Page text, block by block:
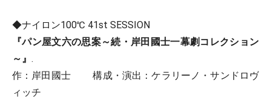
◆ナイロン100℃ 41st SESSION
『パン屋文六の思案～続・岸田國士一幕劇コレクション
～』 .
作：岸田國士 構成・演出：ケラリーノ・サンドロヴ
ィッチ